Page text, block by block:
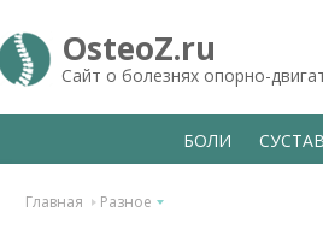
OsteoZ.ru
Сайт о болезнях опорно-
БОЛИ
Главная Разное